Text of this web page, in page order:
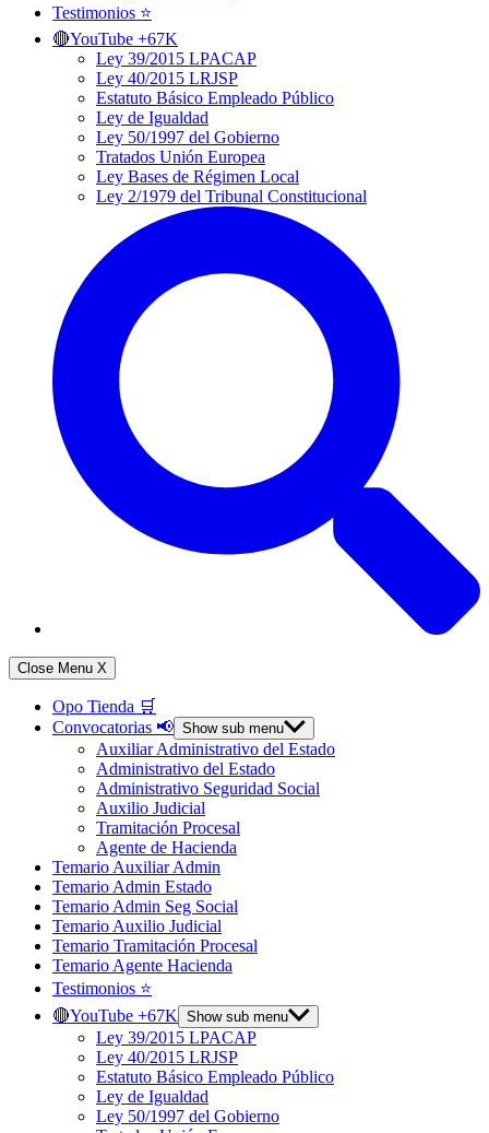
Testimonios ⭐️
🔴YouTube +67K
Ley 39/2015 LPACAP
Ley 40/2015 LRJSP
Estatuto Básico Empleado Público
Ley de Igualdad
Ley 50/1997 del Gobierno
Tratados Unión Europea
Ley Bases de Régimen Local
Ley 2/1979 del Tribunal Constitucional
Close Menu X
Opo Tienda 🛒
Convocatorias 📢 Show sub menu
Auxiliar Administrativo del Estado
Administrativo del Estado
Administrativo Seguridad Social
Auxilio Judicial
Tramitación Procesal
Agente de Hacienda
Temario Auxiliar Admin
Temario Admin Estado
Temario Admin Seg Social
Temario Auxilio Judicial
Temario Tramitación Procesal
Temario Agente Hacienda
Testimonios ⭐️
🔴YouTube +67K Show sub menu
Ley 39/2015 LPACAP
Ley 40/2015 LRJSP
Estatuto Básico Empleado Público
Ley de Igualdad
Ley 50/1997 del Gobierno